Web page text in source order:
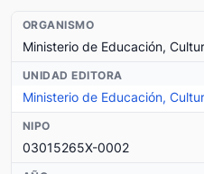
ORGANISMO
Ministerio de Educación,
UNIDAD EDITORA
Ministerio de Educación,
NIPO
03015265X-0002